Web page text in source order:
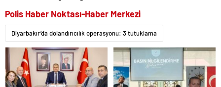
Polis Haber Noktası-Haber Merkezi
Diyarbakır’da dolandırıcılık operasyonu: 3 tutuklama